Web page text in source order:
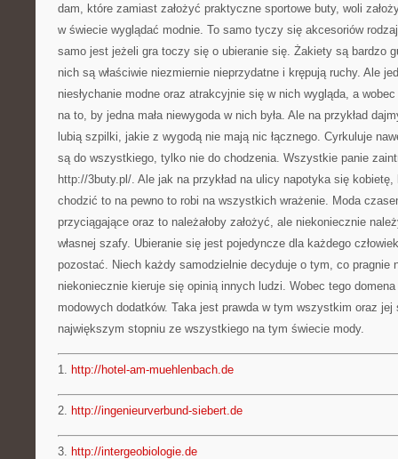
dam, które zamiast założyć praktyczne sportowe buty, woli
w świecie wyglądać modnie. To samo tyczy się akcesoriów
samo jest jeżeli gra toczy się o ubieranie się. Żakiety są bardzo
nich są właściwie niezmiernie nieprzydatne i krępują ruchy. Ale
niesłychanie modne oraz atrakcyjnie się w nich wygląda, a
na to, by jedna mała niewygoda w nich była. Ale na przykład
lubią szpilki, jakie z wygodą nie mają nic łącznego. Cyrkuluje
są do wszystkiego, tylko nie do chodzenia. Wszystkie panie
http://3buty.pl/. Ale jak na przykład na ulicy napotyka się
chodzić to na pewno to robi na wszystkich wrażenie. Moda
przyciągające oraz to należałoby założyć, ale niekoniecznie
własnej szafy. Ubieranie się jest pojedyncze dla każdego
pozostać. Niech każdy samodzielnie decyduje o tym, co pragnie
niekoniecznie kieruje się opinią innych ludzi. Wobec tego
modowych dodatków. Taka jest prawda w tym wszystkim oraz
największym stopniu ze wszystkiego na tym świecie mody.
1. http://hotel-am-muehlenbach.de
2. http://ingenieurverbund-siebert.de
3. http://intergeobiologie.de